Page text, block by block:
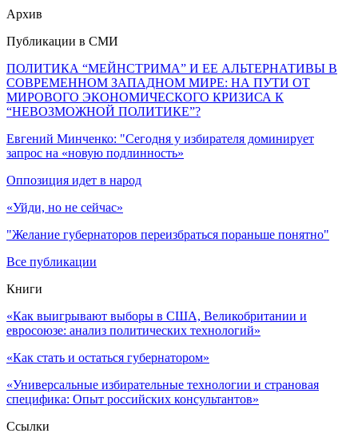
Архив
Публикации в СМИ
ПОЛИТИКА “МЕЙНСТРИМА” И ЕЕ АЛЬТЕРНАТИВЫ В
СОВРЕМЕННОМ ЗАПАДНОМ МИРЕ: НА ПУТИ ОТ
МИРОВОГО ЭКОНОМИЧЕСКОГО КРИЗИСА К
“НЕВОЗМОЖНОЙ ПОЛИТИКЕ”?
Евгений Минченко: "Сегодня у избирателя доминирует
запрос на «новую подлинность»
Оппозиция идет в народ
«Уйди, но не сейчас»
"Желание губернаторов переизбраться пораньше понятно"
Все публикации
Книги
«Как выигрывают выборы в США, Великобритании и
евросоюзе: анализ политических технологий»
«Как стать и остаться губернатором»
«Универсальные избирательные технологии и страновая
специфика: Опыт российских консультантов»
Ссылки